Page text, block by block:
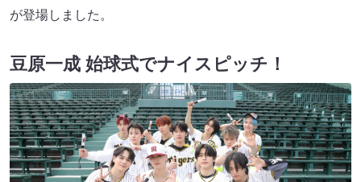
が登場しました。
豆原一成 始球式でナイスピッチ！